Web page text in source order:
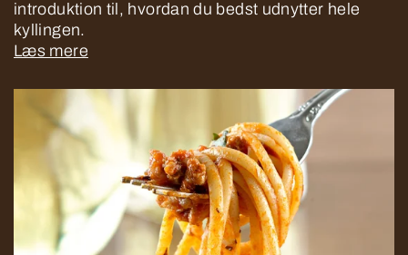
introduktion til, hvordan du bedst udnytter hele
kyllingen.
Læs mere